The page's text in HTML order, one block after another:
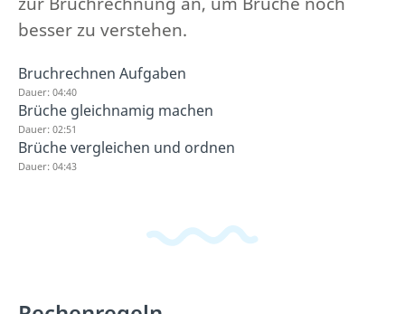
besser zu verstehen.
Bruchrechnen Aufgaben
Dauer: 04:40
Brüche gleichnamig machen
Dauer: 02:51
Brüche vergleichen und ordnen
Dauer: 04:43